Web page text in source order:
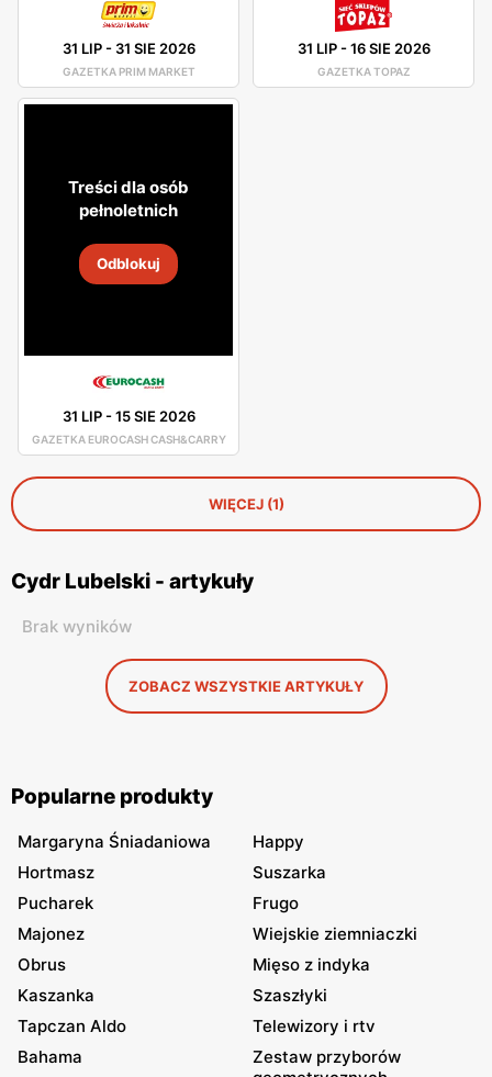
31 LIP- 31 SIE 2026
GAZETKA PRIM MARKET
31 LIP-16 SIE 2026
GAZETKA TOPAZ
Treści dla osób
pełnoletnich
Odblokuj
31 LIP-15 SIE 2026
GAZETKA EUROCASH CASH&CARRY
WIĘCEJ (1)
Cydr Lubelski - artykuły
Brak wyników
ZOBACZ WSZYSTKIE ARTYKUŁY
Popularne produkty
Margaryna Śniadaniowa
Happy
Hortmasz
Suszarka
Pucharek
Frugo
Majonez
Wiejskie ziemniaczki
Obrus
Mięso z indyka
Kaszanka
Szaszłyki
Tapczan Aldo
Telewizory i rtv
Bahama
Zestaw przyborów